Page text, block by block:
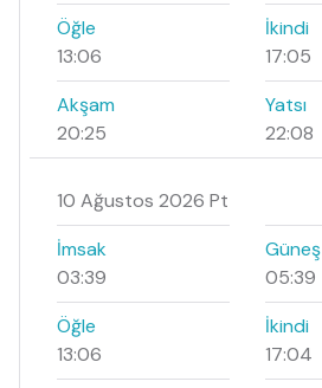
Öğle
13:06
İkindi
17:05
Akşam
20:25
Yatsı
22:08
10 Ağustos 2026 Pt
İmsak
03:39
Güneş
05:39
Öğle
13:06
İkindi
17:04